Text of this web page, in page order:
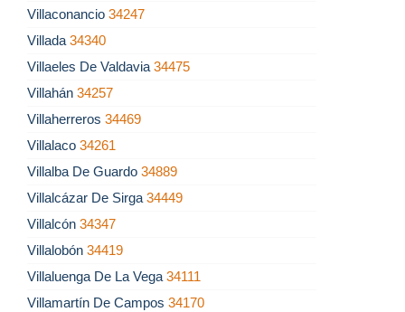
Villaconancio 34247
Villada 34340
Villaeles De Valdavia 34475
Villahán 34257
Villaherreros 34469
Villalaco 34261
Villalba De Guardo 34889
Villalcázar De Sirga 34449
Villalcón 34347
Villalobón 34419
Villaluenga De La Vega 34111
Villamartín De Campos 34170